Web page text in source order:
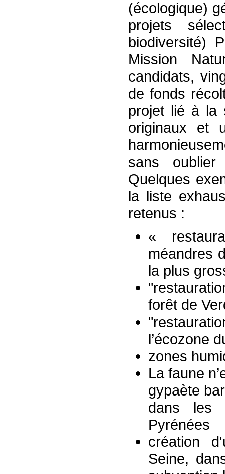
(écologique)
projets
biodiversité)
Mission
candidats,
de fonds
projet lié à la
originaux et
sans
Quelques
la liste
retenus :
«
méandres
la plus
forêt de
l’écozone
zones
La faune
gypaète
dans les
Pyrénées
création
Seine,